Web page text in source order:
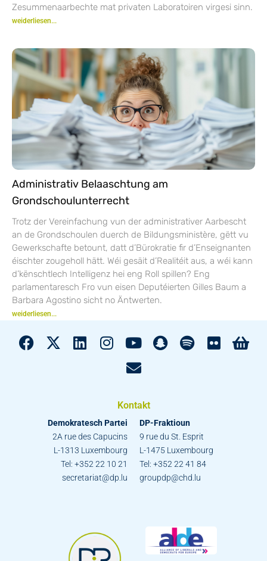
Zesummenaarbechte mat privaten Laboratoiren virgesi sinn.
weiderliesen...
Administrativ Belaaschtung am
Grondschoulunterrecht
Trotz der Vereinfachung vun der administrativer Aarbescht
an de Grondschoulen duerch de Bildungsministère, gëtt vu
Gewerkschafte betount, datt d’Bürokratie fir d’Enseignanten
éischter zougeholl hätt. Wéi gesäit d’Realitéit aus, a wéi kann
d’kënschtlech Intelligenz hei eng Roll spillen? Eng
parlamentaresch Fro vun eisen Deputéierten Gilles Baum a
Barbara Agostino sicht no Äntwerten.
weiderliesen...
Kontakt
Demokratesch Partei
2A rue des Capucins
L-1313 Luxembourg
Tel: +352 22 10 21
secretariat@dp.lu
DP-Fraktioun
9 rue du St. Esprit
L-1475 Luxembourg
Tel: +352 22 41 84
groupdp@chd.lu